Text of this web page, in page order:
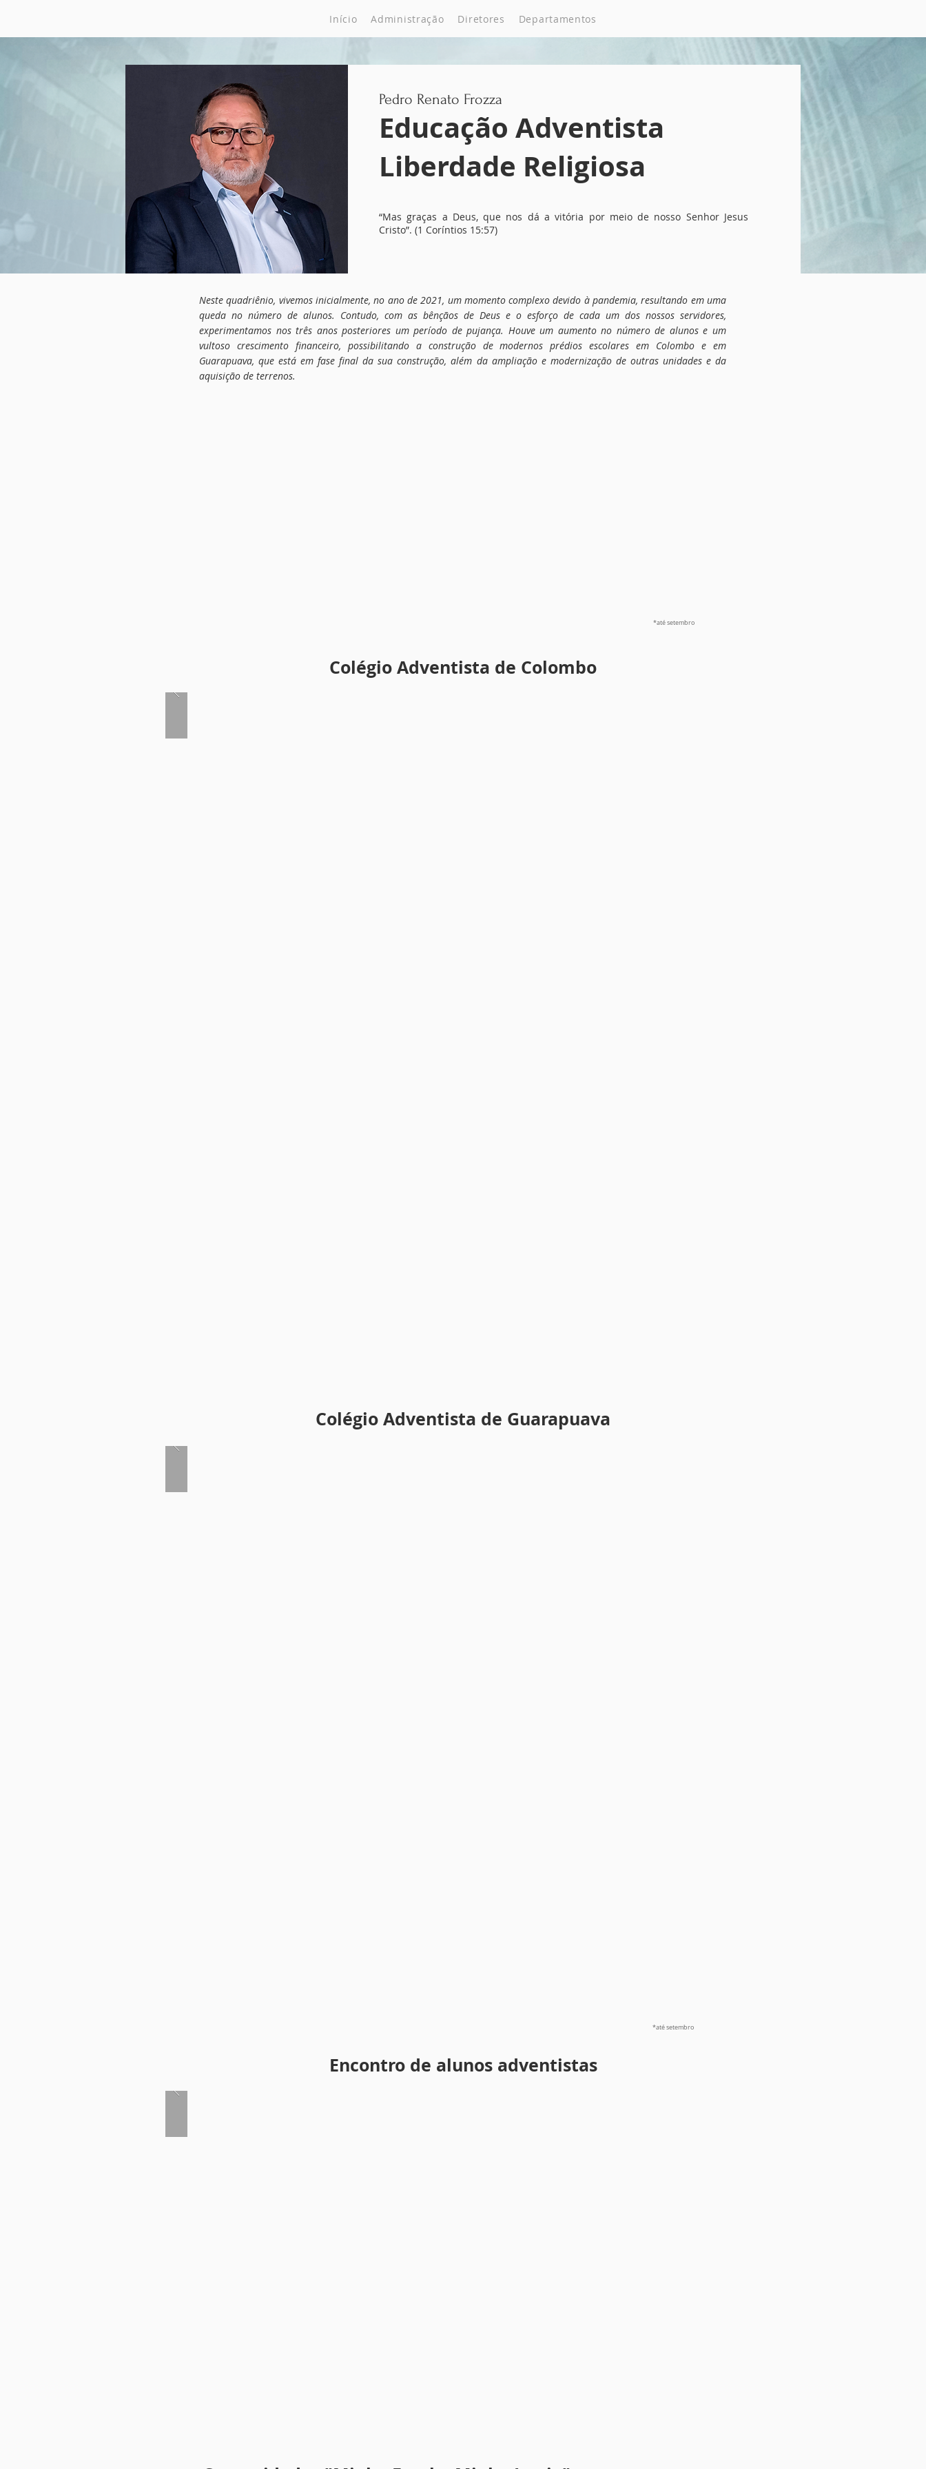
Início Administração Diretores Departamentos
Pedro Renato Frozza
Educação Adventista
Liberdade Religiosa
“Mas graças a Deus, que nos dá a vitória por meio de nosso Senhor Jesus
Cristo”. (1 Coríntios 15:57)
Neste quadriênio, vivemos inicialmente, no ano de 2021, um momento complexo devido à pandemia, resultando em uma
queda no número de alunos. Contudo, com as bênçãos de Deus e o esforço de cada um dos nossos servidores,
experimentamos nos três anos posteriores um período de pujança. Houve um aumento no número de alunos e um
vultoso crescimento financeiro, possibilitando a construção de modernos prédios escolares em Colombo e em
Guarapuava, que está em fase final da sua construção, além da ampliação e modernização de outras unidades e da
aquisição de terrenos.
*até setembro
Colégio Adventista de Colombo
Colégio Adventista de Guarapuava
*até setembro
Encontro de alunos adventistas